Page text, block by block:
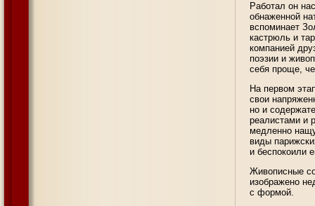
Работал он
обнаженной
вспоминает
кастрюль и
компанией
поэзии и
себя проще,
На первом
свои
но и
реалистами и
медленно
виды
и беспокоили
Живописные
изображено
с формой.